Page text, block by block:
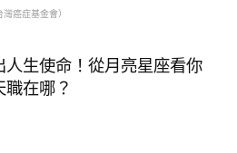
灣癌症基金會）
人生使命！從月亮星座看你
職在哪？